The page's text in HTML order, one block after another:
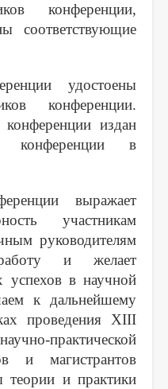
конференции,
соответствующие
удостоены
конференции.
издан
конференции в
выражает
участникам
руководителям
и желает
успехов в научной
к дальнейшему
проведения XIII
практической
и магистрантов
теории и практики